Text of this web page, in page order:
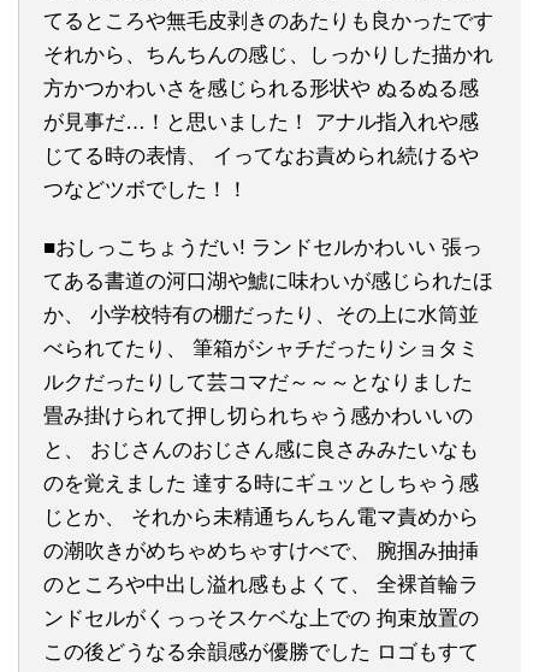
てるところや無毛皮剥きのあたりも良かったです
それから、ちんちんの感じ、しっかりした描かれ
方かつかわいさを感じられる形状や ぬるぬる感
が見事だ…！と思いました！ アナル指入れや感
じてる時の表情、 イってなお責められ続けるや
つなどツボでした！！
■おしっこちょうだい! ランドセルかわいい 張っ
てある書道の河口湖や鯱に味わいが感じられたほ
か、 小学校特有の棚だったり、その上に水筒並
べられてたり、 筆箱がシャチだったりショタミ
ルクだったりして芸コマだ～～～となりました
畳み掛けられて押し切られちゃう感かわいいの
と、 おじさんのおじさん感に良さみみたいなも
のを覚えました 達する時にギュッとしちゃう感
じとか、 それから未精通ちんちん電マ責めから
の潮吹きがめちゃめちゃすけべで、 腕掴み抽挿
のところや中出し溢れ感もよくて、 全裸首輪ラ
ンドセルがくっっそスケベな上での 拘束放置の
この後どうなる余韻感が優勝でした ロゴもすて